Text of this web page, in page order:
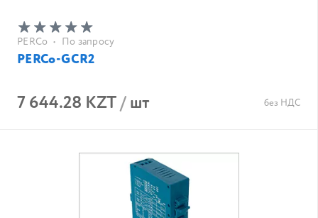
PERCo • По запросу
PERCo-GCR2
7 644.28 KZT/шт без НДС